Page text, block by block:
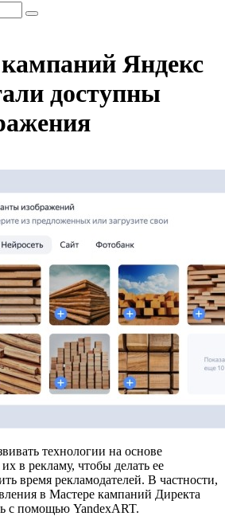
Яндекс
доступны
технологии на основе
в рекламу, чтобы делать ее
время рекламодателей. В частности,
в Мастере кампаний Директа
с помощью YandexART.